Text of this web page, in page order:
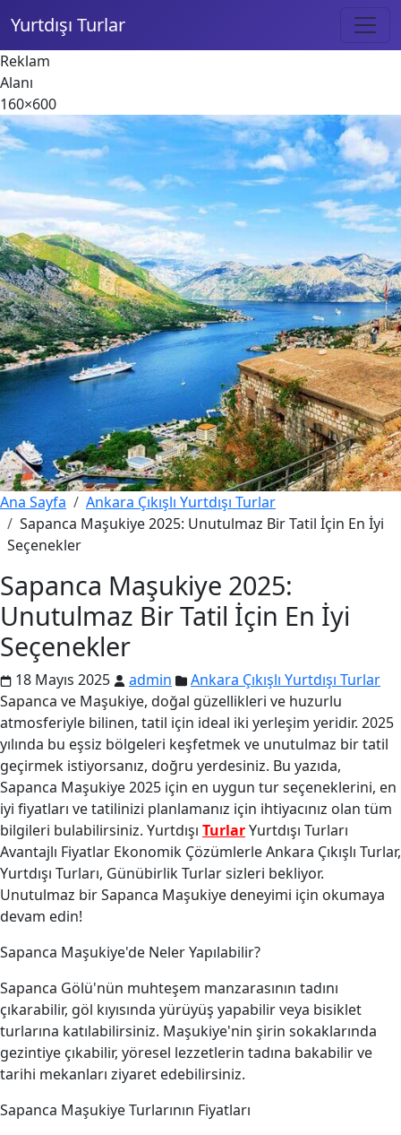
Yurtdışı Turlar
Reklam
Alanı
160×600
Ana Sayfa
Ankara Çıkışlı Yurtdışı Turlar
Sapanca Maşukiye 2025: Unutulmaz Bir Tatil İçin En İyi
Seçenekler
Sapanca Maşukiye 2025:
Unutulmaz Bir Tatil İçin En İyi
Seçenekler
18 Mayıs 2025 admin
Ankara Çıkışlı Yurtdışı Turlar
Sapanca ve Maşukiye, doğal güzellikleri ve huzurlu
atmosferiyle bilinen, tatil için ideal iki yerleşim yeridir. 2025
yılında bu eşsiz bölgeleri keşfetmek ve unutulmaz bir tatil
geçirmek istiyorsanız, doğru yerdesiniz. Bu yazıda,
Sapanca Maşukiye 2025 için en uygun tur seçeneklerini, en
iyi fiyatları ve tatilinizi planlamanız için ihtiyacınız olan tüm
bilgileri bulabilirsiniz. Yurtdışı TurlarYurtdışı Turları
Avantajlı Fiyatlar Ekonomik Çözümlerle Ankara Çıkışlı Turlar,
Yurtdışı Turları, Günübirlik Turlar sizleri bekliyor.
Unutulmaz bir Sapanca Maşukiye deneyimi için okumaya
devam edin!
Sapanca Maşukiye'de Neler Yapılabilir?
Sapanca Gölü'nün muhteşem manzarasının tadını
çıkarabilir, göl kıyısında yürüyüş yapabilir veya bisiklet
turlarına katılabilirsiniz. Maşukiye'nin şirin sokaklarında
gezintiye çıkabilir, yöresel lezzetlerin tadına bakabilir ve
tarihi mekanları ziyaret edebilirsiniz.
Sapanca Maşukiye Turlarının Fiyatları